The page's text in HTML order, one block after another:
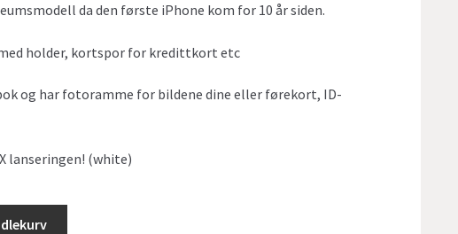
da den første iPhone kom for 10 år siden.
holder, kortspor for kredittkort etc
og har fotoramme for bildene dine eller førekort, ID-
lanseringen! (white)